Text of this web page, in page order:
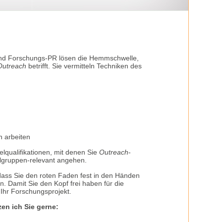
Forschungs-PR lösen die Hemmschwelle,
betrifft. Sie vermitteln Techniken des
arbeiten
mit denen SieOutreach-
relevant angehen.
Sie den roten Faden fest in den Händen
Damit Sie den Kopf frei haben für die
Forschungsprojekt.
ich Sie gerne: